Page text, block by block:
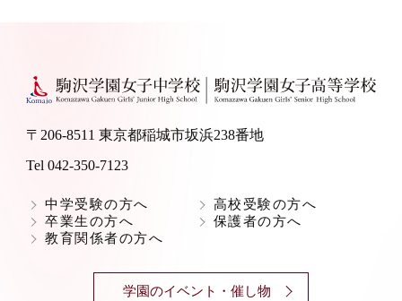
〒206-8511 東京都稲城市坂浜238番地
Tel 042-350-7123
中学受験の方へ
高校受験の方へ
卒業生の方へ
保護者の方へ
教育関係者の方へ
学園のイベント・催し物